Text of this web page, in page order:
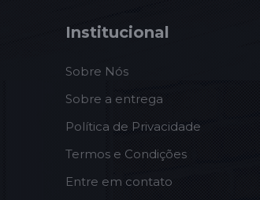
Institucional
Sobre Nós
Sobre a entrega
Política de Privacidade
Termos e Condições
Entre em contato